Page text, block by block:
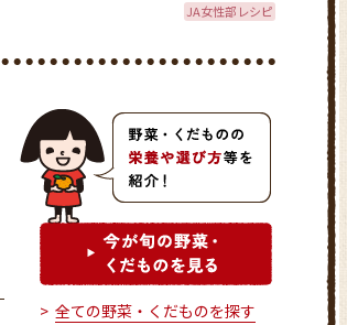
JA女性部レシピ
全ての野菜・くだものを探す